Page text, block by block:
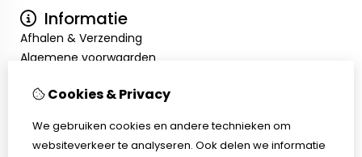
Informatie
Afhalen & Verzending
Algemene voorwaarden
Mijn account
Bestelhistorie
Cookies & Privacy
We gebruiken cookies en andere technieken om
websiteverkeer te analyseren. Ook delen we informatie